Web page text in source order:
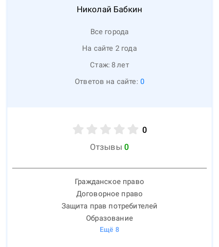
Николай Бабкин
Все города
На сайте 2 года
Стаж: 8лет
Ответов на сайте: 0
0
Отзывы 0
Гражданское право
Договорное право
Защита прав потребителей
Образование
Ещё 8